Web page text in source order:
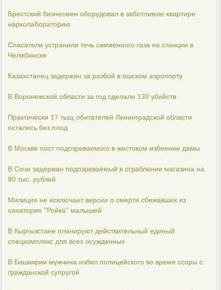
Брестский бизнесмен оборудовал в заботливою квартире
нарколабораторию
Спасатели устранили течь сжиженного газа на станции в
Челябинске
Казахстанец задержан за разбой в ошском аэропорту
В Воронежской области за год сделали 130 убийств
Практически 17 тыщ обитателей Ленинградской области
остались без плод
В Москве пост подозреваемого в жестоком избиении дамы
В Сочи задержан подозреваемый в ограблении магазина на
80 тыс. рублей
Милиция не исключает версии о смерти сбежавших из
санатория "Ройка" малышей
В Кыргызстане планируют действительный единый
спецкомплекс для всех осужденных
В Башкирии мужчина избил полицейского во время ссоры с
гражданской супругой